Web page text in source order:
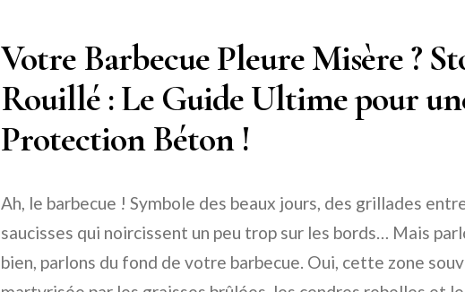
Votre Barbecue Pleure Misère ?
Rouillé : Le Guide Ultime pour
Protection Béton !
Ah, le barbecue ! Symbole des beaux jours, des grillades
saucisses qui noircissent un peu trop sur les bords… Mais
bien, parlons du fond de votre barbecue. Oui, cette zone